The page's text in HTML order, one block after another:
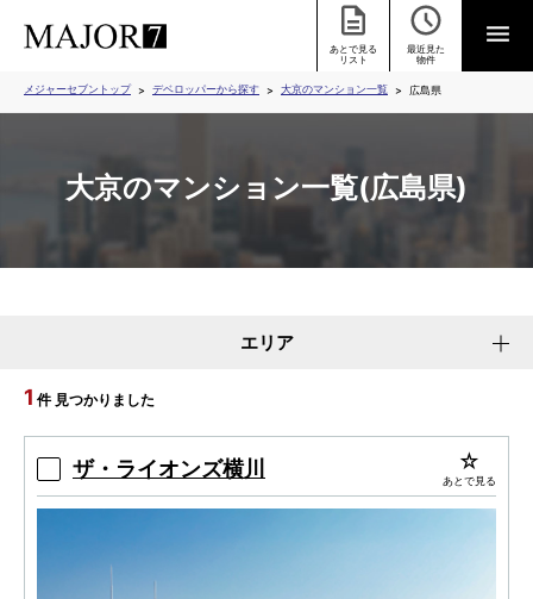
あとで見る
リスト
最近見た
物件
メジャーセブントップ デベロッパーから探す 大京のマンション一覧 広島県
大京のマンション一覧(広島県)
エリア
1 件 見つかりました
ザ・ライオンズ横川 あとで見る